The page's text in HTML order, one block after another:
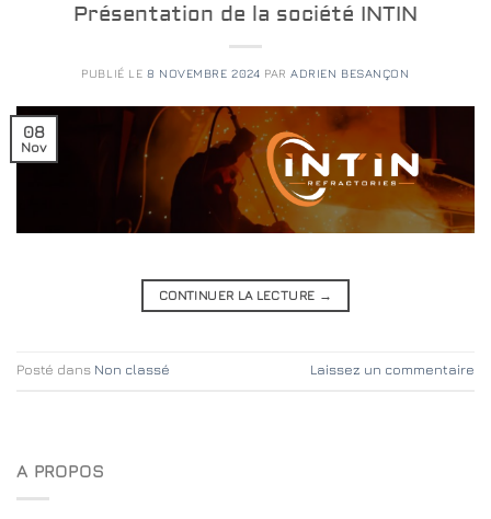
A PROPOS
Présentation de la société INTIN
PUBLIÉ LE 8 NOVEMBRE 2024 PARADRIEN BESANÇON
08
Nov
CONTINUER LA LECTURE →
Posté dans Non classé Laissez un commentaire